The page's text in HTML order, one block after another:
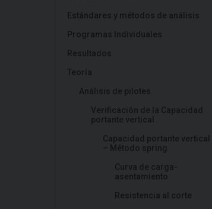
Estándares y métodos de análisis
Programas Individuales
Resultados
Teoría
Análisis de pilotes
Verificación de la Capacidad
portante vertical
Capacidad portante vertical
– Método spring
Curva de carga-
asentamiento
Resistencia al corte